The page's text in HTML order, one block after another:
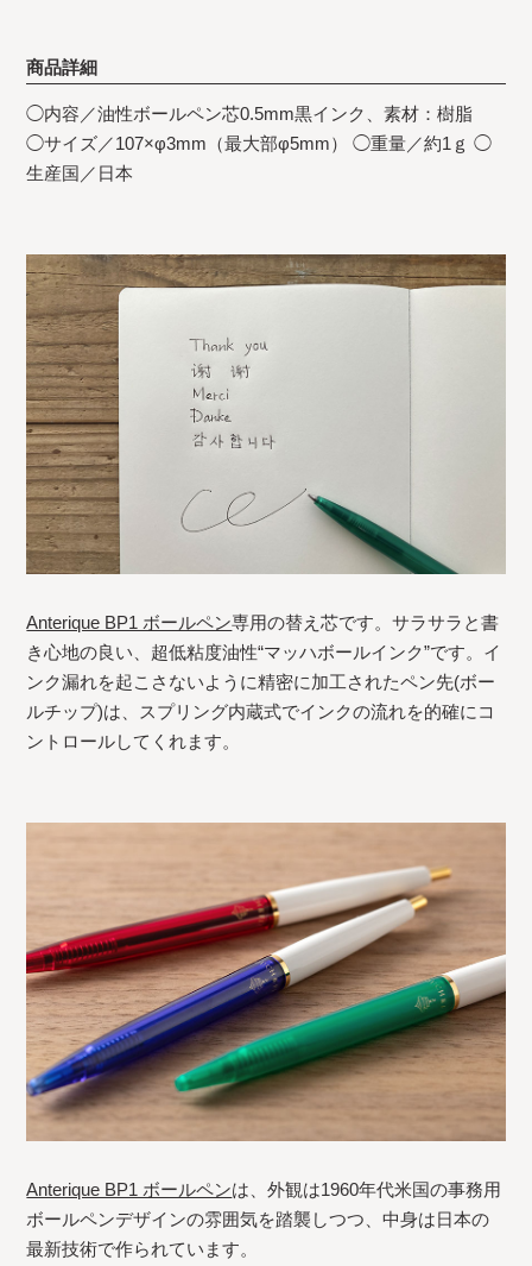
商品詳細
◯内容／油性ボールペン芯0.5mm黒インク、素材：樹脂
◯サイズ／107×φ3mm（最大部φ5mm） ◯重量／約1ｇ ◯
生産国／日本
Anterique BP1 ボールペン専用の替え芯です。サラサラと書
き心地の良い、超低粘度油性“マッハボールインク”です。イ
ンク漏れを起こさないように精密に加工されたペン先(ボー
ルチップ)は、スプリング内蔵式でインクの流れを的確にコ
ントロールしてくれます。
Anterique BP1 ボールペンは、外観は1960年代米国の事務用
ボールペンデザインの雰囲気を踏襲しつつ、中身は日本の
最新技術で作られています。